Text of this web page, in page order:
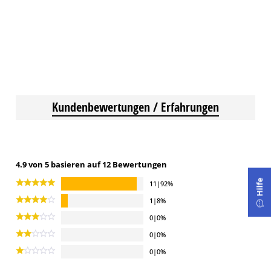
Kundenbewertungen / Erfahrungen
4.9 von 5 basieren auf 12 Bewertungen
11|92%
1|8%
0|0%
0|0%
0|0%
Hilfe